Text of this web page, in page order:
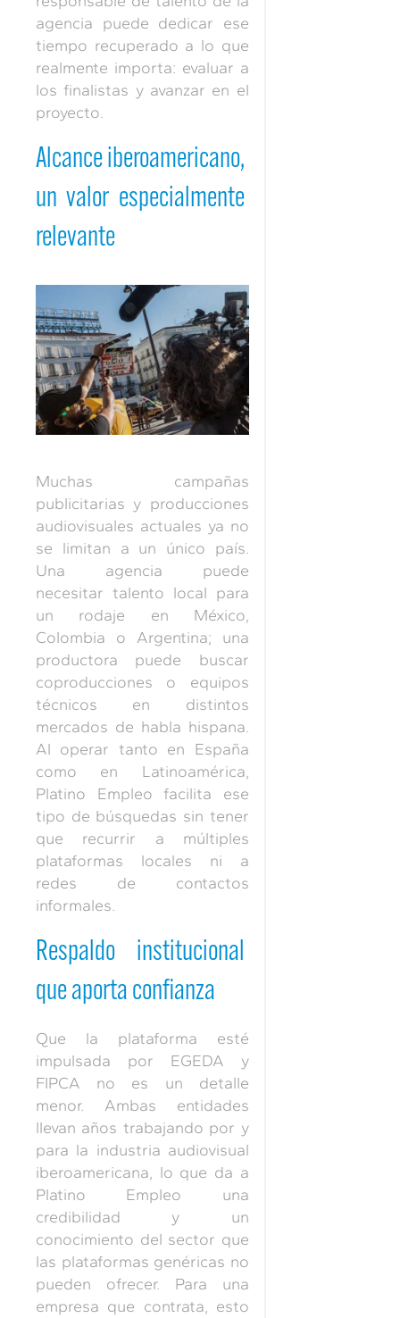
agencia puede dedicar ese
tiempo recuperado a lo que
realmente importa: evaluar a
los finalistas y avanzar en el
proyecto.
Alcance iberoamericano,
un valor especialmente
relevante
Muchas campañas
publicitarias y producciones
audiovisuales actuales ya no
se limitan a un único país.
Una agencia puede
necesitar talento local para
un rodaje en México,
Colombia o Argentina; una
productora puede buscar
coproducciones o equipos
técnicos en distintos
mercados de habla hispana.
Al operar tanto en España
como en Latinoamérica,
Platino Empleo facilita ese
tipo de búsquedas sin tener
que recurrir a múltiples
plataformas locales ni a
redes de contactos
informales.
Respaldo institucional
que aporta confianza
Que la plataforma esté
impulsada por EGEDA y
FIPCA no es un detalle
menor. Ambas entidades
llevan años trabajando por y
para la industria audiovisual
iberoamericana, lo que da a
Platino Empleo una
credibilidad y un
conocimiento del sector que
las plataformas genéricas no
pueden ofrecer. Para una
empresa que contrata, esto